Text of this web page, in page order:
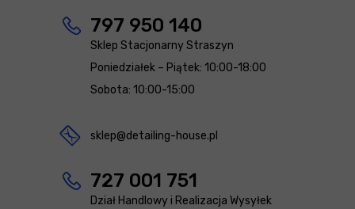
797 950 140
Sklep Stacjonarny Straszyn
Poniedziałek – Piątek: 10:00-18:00
Sobota: 10:00-15:00
sklep@detailing-house.pl
727 001 751
Dział Handlowy i Realizacja Wysyłek